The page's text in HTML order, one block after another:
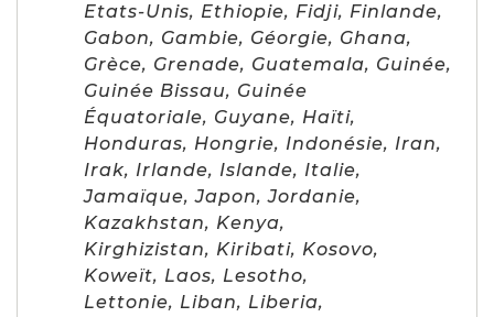
Etats-Unis, Ethiopie, Fidji, Finlande,
Gabon, Gambie, Géorgie, Ghana,
Grèce, Grenade, Guatemala, Guinée,
Guinée Bissau, Guinée
Équatoriale, Guyane, Haïti,
Honduras, Hongrie, Indonésie, Iran,
Irak, Irlande, Islande, Italie,
Jamaïque, Japon, Jordanie,
Kazakhstan, Kenya,
Kirghizistan, Kiribati, Kosovo,
Koweït, Laos, Lesotho,
Lettonie, Liban, Liberia,